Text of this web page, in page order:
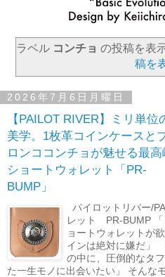
ラベル コンチョ の投稿を表
稿を
2026年7月6日月曜日
【PAILOT RIVER】ミリ単位
美学。1枚革コインケースと
ロンココンチョが魅せる最高
ショートウォレット「PR-
BUMP」
パイロットリバー/
レット PR-BUMP 「
ョートウォレットが
インは絶対に嫌だ」
の中に、圧倒的なタ
た一生モノに出会いたい」 そんなモ